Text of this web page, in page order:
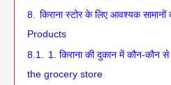
8.
किराना स्टोर के लिए आवश्यक सामानों
Products
8.1.
1. किराना की दुकान में कौन-कौन
the grocery store